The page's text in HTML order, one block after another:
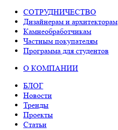
СОТРУДНИЧЕСТВО
Дизайнерам и архитекторам
Камнеобработчикам
Частным покупателям
Программа для студентов
О КОМПАНИИ
БЛОГ
Новости
Тренды
Проекты
Статьи